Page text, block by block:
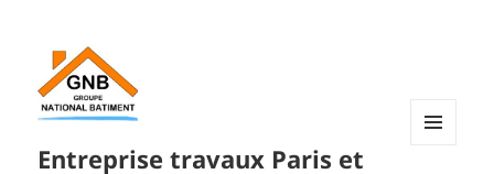
Entreprise travaux Paris et